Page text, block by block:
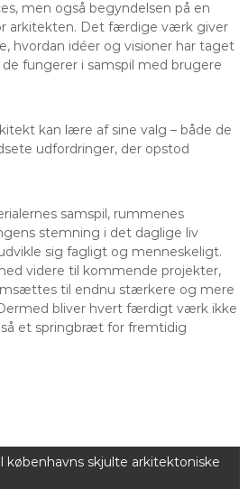
men også begyndelsen på en
arkitekten. Det færdige værk giver
hvordan idéer og visioner har taget
fungerer i samspil med brugere
kan lære af sine valg – både de
udfordringer, der opstod
samspil, rummenes
stemning i det daglige liv
sig fagligt og menneskeligt.
videre til kommende projekter,
til endnu stærkere og mere
bliver hvert færdigt værk ikke
et springbræt for fremtidig
københavns skjulte arkitektoniske